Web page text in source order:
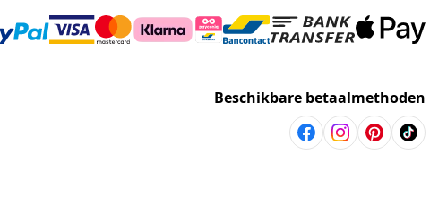
Beschikbare betaalmethoden